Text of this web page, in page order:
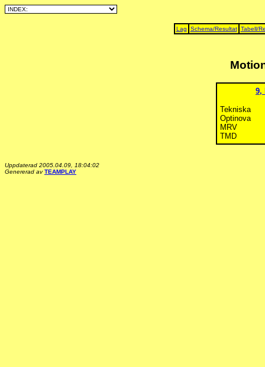
Lag Schema/Resultat Tabell/
9,
Tekniska
Optinova
MRV
TMD
Uppdaterad 2005.04.09, 18:04:02
Genererad avTEAMPLAY